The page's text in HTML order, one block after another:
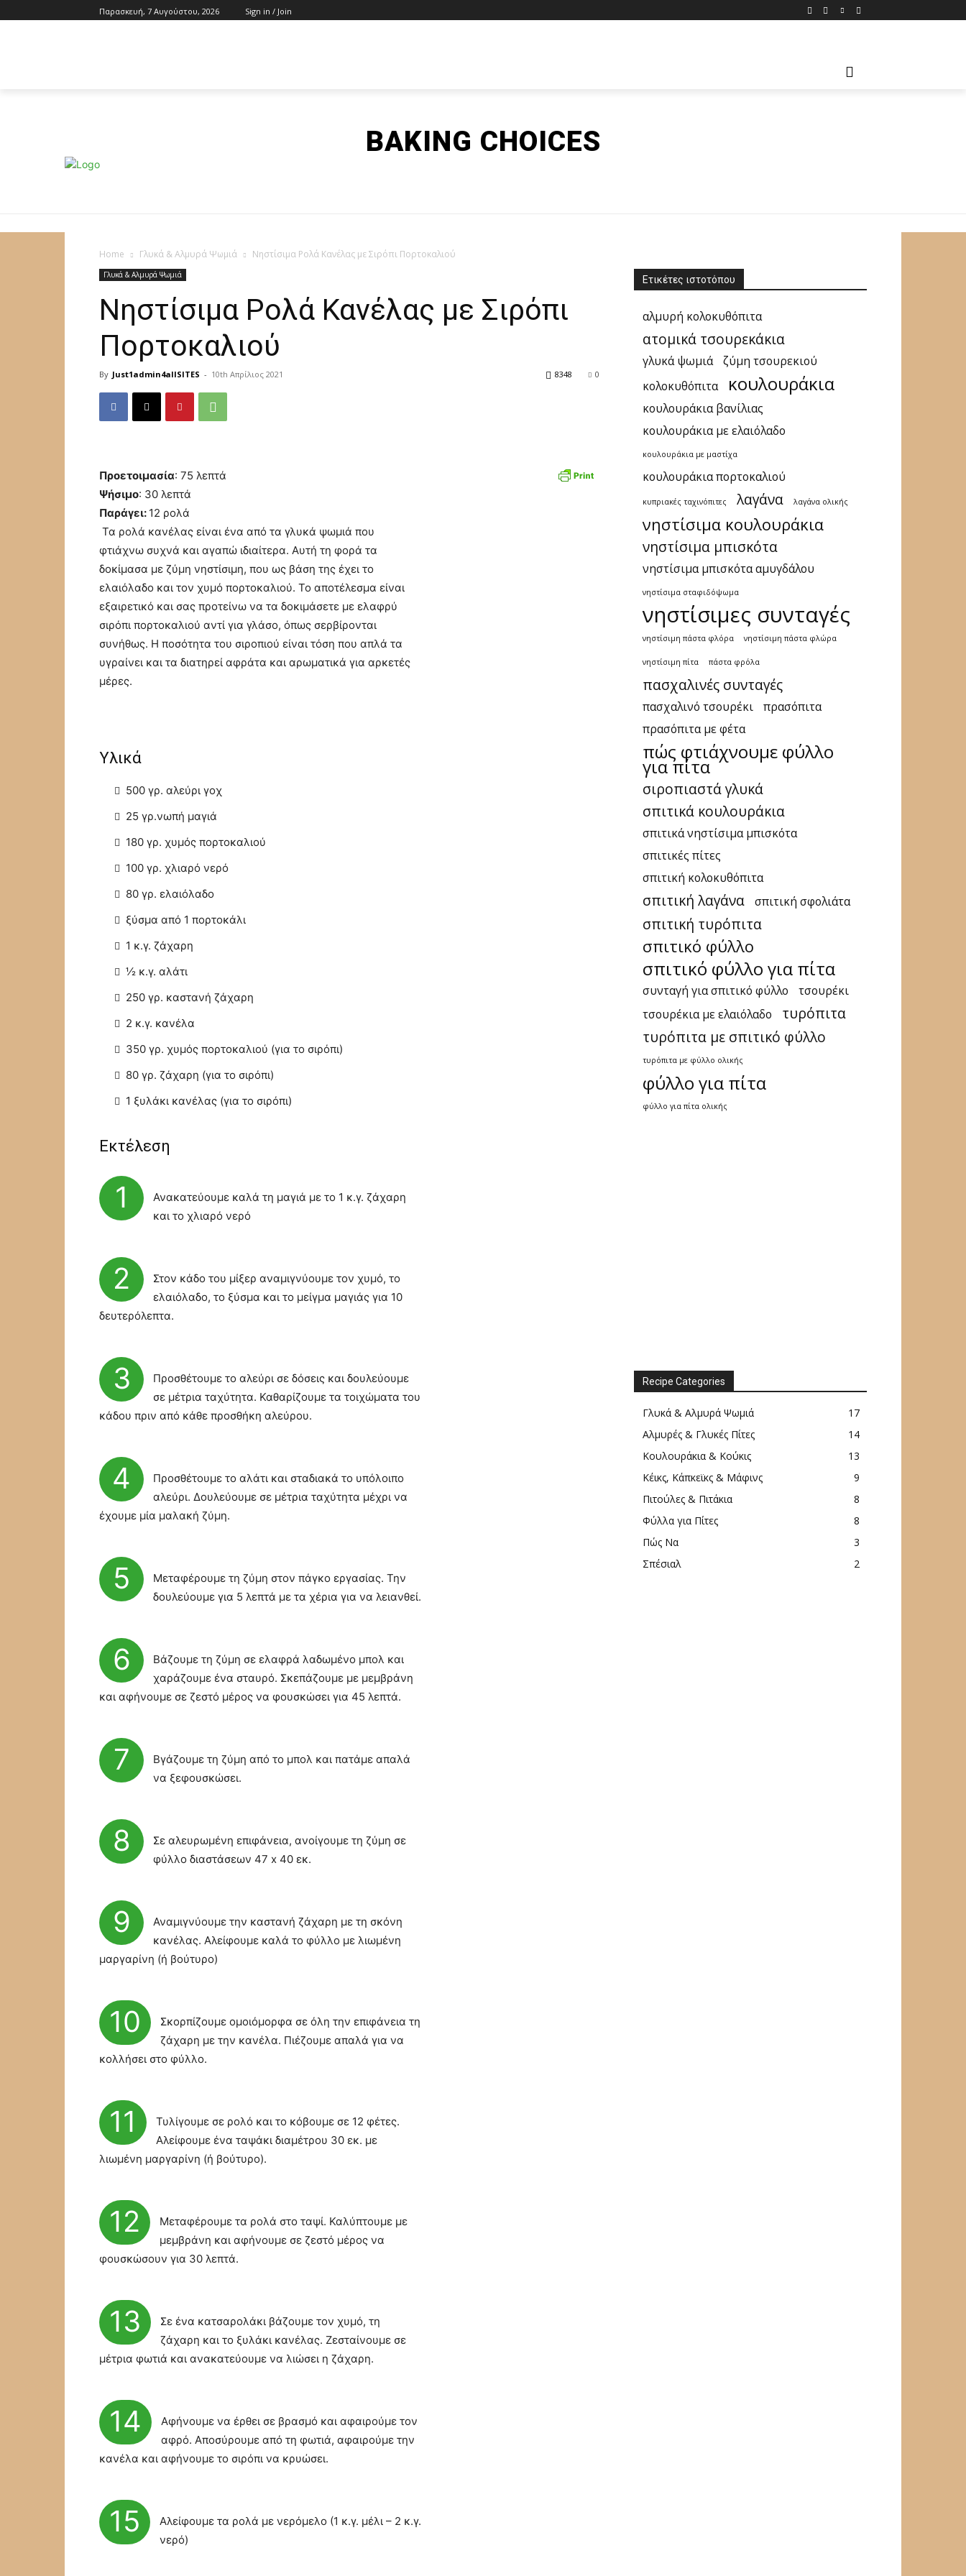
Παρασκευή, 7 Αυγούστου, 2026 Sign in / Join
BAKING CHOICES
Home Γλυκά & Αλμυρά Ψωμιά Νηστίσιμα Ρολά Κανέλας με Σιρόπι Πορτοκαλιού
Γλυκά & Αλμυρά Ψωμιά
Νηστίσιμα Ρολά Κανέλας με Σιρόπι
Πορτοκαλιού
By Just1admin4allSITES - 10th Απρίλιος 2021 0
8348
Προετοιμασία: 75 λεπτά
Ψήσιμο: 30 λεπτά
Παράγει: 12 ρολά
Τα ρολά κανέλας είναι ένα από τα γλυκά ψωμιά που
φτιάχνω συχνά και αγαπώ ιδιαίτερα. Αυτή τη φορά τα
δοκίμασα με ζύμη νηστίσιμη, που ως βάση της έχει το
ελαιόλαδο και τον χυμό πορτοκαλιού. Το αποτέλεσμα είναι
εξαιρετικό και σας προτείνω να τα δοκιμάσετε με ελαφρύ
σιρόπι πορτοκαλιού αντί για γλάσο, όπως σερβίρονται
συνήθως. Η ποσότητα του σιροπιού είναι τόση που απλά τα
υγραίνει και τα διατηρεί αφράτα και αρωματικά για αρκετές
μέρες.
Υλικά
500 γρ. αλεύρι γοχ
25 γρ.νωπή μαγιά
180 γρ. χυμός πορτοκαλιού
100 γρ. χλιαρό νερό
80 γρ. ελαιόλαδο
ξύσμα από 1 πορτοκάλι
1 κ.γ. ζάχαρη
½ κ.γ. αλάτι
250 γρ. καστανή ζάχαρη
2 κ.γ. κανέλα
350 γρ. χυμός πορτοκαλιού (για το σιρόπι)
80 γρ. ζάχαρη (για το σιρόπι)
1 ξυλάκι κανέλας (για το σιρόπι)
Εκτέλεση
1
Ανακατεύουμε καλά τη μαγιά με το 1 κ.γ. ζάχαρη
και το χλιαρό νερό
2
Στον κάδο του μίξερ αναμιγνύουμε τον χυμό, το
ελαιόλαδο, το ξύσμα και το μείγμα μαγιάς για 10
δευτερόλεπτα.
3
Προσθέτουμε το αλεύρι σε δόσεις και δουλεύουμε
σε μέτρια ταχύτητα. Καθαρίζουμε τα τοιχώματα του
κάδου πριν από κάθε προσθήκη αλεύρου.
4
Προσθέτουμε το αλάτι και σταδιακά το υπόλοιπο
αλεύρι. Δουλεύουμε σε μέτρια ταχύτητα μέχρι να
έχουμε μία μαλακή ζύμη.
5
Μεταφέρουμε τη ζύμη στον πάγκο εργασίας. Την
δουλεύουμε για 5 λεπτά με τα χέρια για να λειανθεί.
6
Βάζουμε τη ζύμη σε ελαφρά λαδωμένο μπολ και
χαράζουμε ένα σταυρό. Σκεπάζουμε με μεμβράνη
και αφήνουμε σε ζεστό μέρος να φουσκώσει για 45 λεπτά.
7
Βγάζουμε τη ζύμη από το μπολ και πατάμε απαλά
να ξεφουσκώσει.
8
Σε αλευρωμένη επιφάνεια, ανοίγουμε τη ζύμη σε
φύλλο διαστάσεων 47 x 40 εκ.
9
Αναμιγνύουμε την καστανή ζάχαρη με τη σκόνη
κανέλας. Αλείφουμε καλά το φύλλο με λιωμένη
μαργαρίνη (ή βούτυρο)
10
Σκορπίζουμε ομοιόμορφα σε όλη την επιφάνεια τη
ζάχαρη με την κανέλα. Πιέζουμε απαλά για να
κολλήσει στο φύλλο.
11
Τυλίγουμε σε ρολό και το κόβουμε σε 12 φέτες.
Αλείφουμε ένα ταψάκι διαμέτρου 30 εκ. με
λιωμένη μαργαρίνη (ή βούτυρο).
12
Μεταφέρουμε τα ρολά στο ταψί. Καλύπτουμε με
μεμβράνη και αφήνουμε σε ζεστό μέρος να
φουσκώσουν για 30 λεπτά.
13
Σε ένα κατσαρολάκι βάζουμε τον χυμό, τη
ζάχαρη και το ξυλάκι κανέλας. Ζεσταίνουμε σε
μέτρια φωτιά και ανακατεύουμε να λιώσει η ζάχαρη.
14
Αφήνουμε να έρθει σε βρασμό και αφαιρούμε τον
αφρό. Αποσύρουμε από τη φωτιά, αφαιρούμε την
κανέλα και αφήνουμε το σιρόπι να κρυώσει.
15
Αλείφουμε τα ρολά με νερόμελο (1 κ.γ. μέλι – 2 κ.γ.
νερό)
Ετικέτες ιστοτόπου
αλμυρή κολοκυθόπιτα
ατομικά τσουρεκάκια
γλυκά ψωμιά
ζύμη τσουρεκιού
κολοκυθόπιτα
κουλουράκια
κουλουράκια βανίλιας
κουλουράκια με ελαιόλαδο
κουλουράκια με μαστίχα
κουλουράκια πορτοκαλιού
κυπριακές ταχινόπιτες λαγάνα λαγάνα ολικής
νηστίσιμα κουλουράκια
νηστίσιμα μπισκότα
νηστίσιμα μπισκότα αμυγδάλου
νηστίσιμα σταφιδόψωμα
νηστίσιμες συνταγές
νηστίσιμη πάστα φλόρα νηστίσιμη πάστα φλώρα
νηστίσιμη πίτα πάστα φρόλα
πασχαλινές συνταγές
πασχαλινό τσουρέκι
πρασόπιτα
πρασόπιτα με φέτα
πώς φτιάχνουμε φύλλο
για πίτα
σιροπιαστά γλυκά
σπιτικά κουλουράκια
σπιτικά νηστίσιμα μπισκότα
σπιτικές πίτες
σπιτική κολοκυθόπιτα
σπιτική λαγάνα σπιτική σφολιάτα
σπιτική τυρόπιτα
σπιτικό φύλλο
σπιτικό φύλλο για πίτα
συνταγή για σπιτικό φύλλο
τσουρέκι
τσουρέκια με ελαιόλαδο
τυρόπιτα
τυρόπιτα με σπιτικό φύλλο
τυρόπιτα με φύλλο ολικής
φύλλο για πίτα
φύλλο για πίτα ολικής
Recipe Categories
Γλυκά & Αλμυρά Ψωμιά
17
Αλμυρές & Γλυκές Πίτες
14
Κουλουράκια & Κούκις
13
Κέικς, Κάπκεϊκς & Μάφινς
9
Πιτούλες & Πιτάκια
8
Φύλλα για Πίτες
8
Πώς Να
3
Σπέσιαλ
2